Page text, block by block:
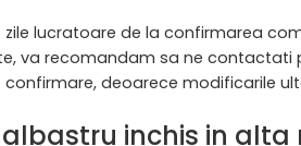
lucratoare de la confirmarea
va recomandam sa ne
deoarece modificarile
inchis in alta